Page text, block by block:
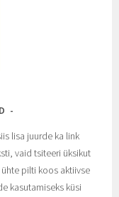
lisa juurde ka link
vaid tsiteeri üksikut
pilti koos aktiivse
kasutamiseks küsi